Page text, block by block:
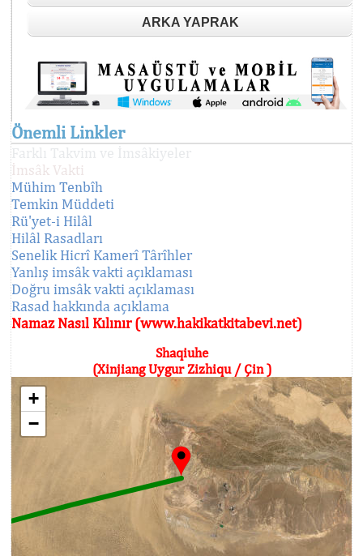
ARKA YAPRAK
Önemli Linkler
Farklı Takvim ve İmsâkiyeler
İmsâk Vakti
Mühim Tenbîh
Temkin Müddeti
Rü'yet-i Hilâl
Hilâl Rasadları
Senelik Hicrî Kamerî Târîhler
Yanlış imsâk vakti açıklaması
Doğru imsâk vakti açıklaması
Rasad hakkında açıklama
Namaz Nasıl Kılınır (www.hakikatkitabevi.net)
Shaqiuhe
(Xinjiang Uygur Zizhiqu / Çin )
+
−